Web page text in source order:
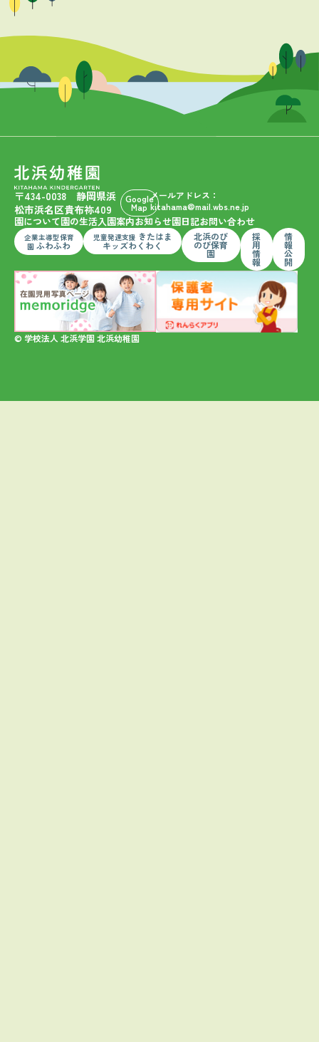
〒434-0038 静岡県浜
松市浜名区貴布祢409
Google
Map
メールアドレス：
kitahama@mail.wbs.ne.jp
園について園の生活入園案内お知らせ園日記お問い合わせ
企業主導型保育
園 ふわふわ
児童発達支援 きたはま
キッズわくわく
北浜のび
のび保育
園
採
用
情
報
情
報
公
開
© 学校法人 北浜学園 北浜幼稚園